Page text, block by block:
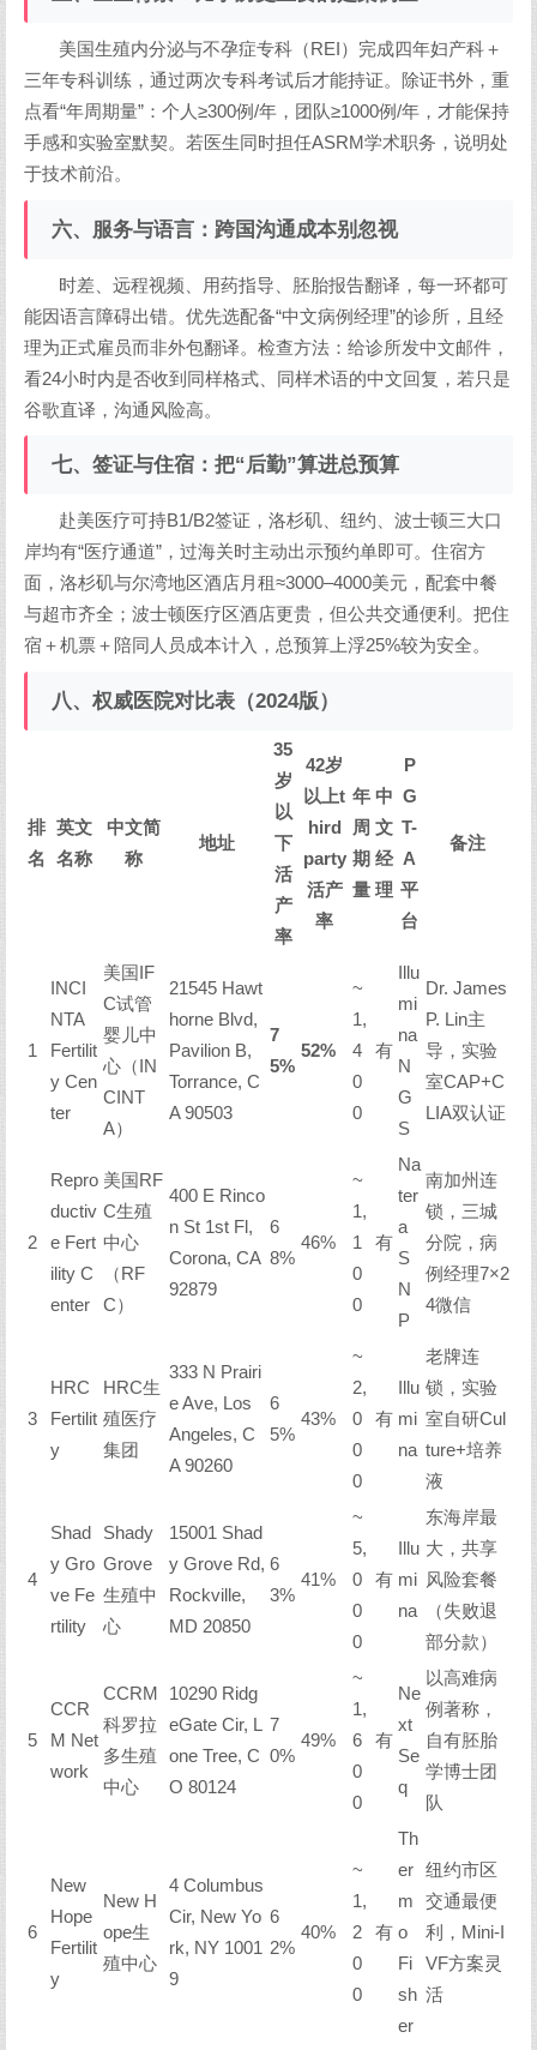
美国生殖内分泌与不孕症专科（REI）完成四年妇产科＋
三年专科训练，通过两次专科考试后才能持证。除证书外，重
点看“年周期量”：个人≥300例/年，团队≥1000例/年，才能保持
手感和实验室默契。若医生同时担任ASRM学术职务，说明处
于技术前沿。
六、服务与语言：跨国沟通成本别忽视
时差、远程视频、用药指导、胚胎报告翻译，每一环都可
能因语言障碍出错。优先选配备“中文病例经理”的诊所，且经
理为正式雇员而非外包翻译。检查方法：给诊所发中文邮件，
看24小时内是否收到同样格式、同样术语的中文回复，若只是
谷歌直译，沟通风险高。
七、签证与住宿：把“后勤”算进总预算
赴美医疗可持B1/B2签证，洛杉矶、纽约、波士顿三大口
岸均有“医疗通道”，过海关时主动出示预约单即可。住宿方
面，洛杉矶与尔湾地区酒店月租≈3000–4000美元，配套中餐
与超市齐全；波士顿医疗区酒店更贵，但公共交通便利。把住
宿＋机票＋陪同人员成本计入，总预算上浮25%较为安全。
八、权威医院对比表（2024版）
排
名
英文
名称
中文简
称
地址
35
岁
以
下
活
产
率
42岁
以上t
hird
party
活产
率
年
周
期
量
中
文
经
理
P
G
T-
A
平
台
备注
1
INCI
NTA
Fertilit
y Cen
ter
美国IF
C试管
婴儿中
心（IN
CINT
A）
21545 Hawt
horne Blvd,
Pavilion B,
Torrance, C
A 90503
7
5%
52%
~
1,
4
0
0
有
Illu
mi
na
N
G
S
Dr. James
P. Lin主
导，实验
室CAP+C
LIA双认证
2
Repro
ductiv
e Fert
ility C
enter
美国RF
C生殖
中心
（RF
C）
400 E Rinco
n St 1st Fl,
Corona, CA
92879
6
8%
46%
~
1,
1
0
0
有
Na
ter
a
S
N
P
南加州连
锁，三城
分院，病
例经理7×2
4微信
3
HRC
Fertilit
y
HRC生
殖医疗
集团
333 N Prairi
e Ave, Los
Angeles, C
A 90260
6
5%
43%
~
2,
0
0
0
有
Illu
mi
na
老牌连
锁，实验
室自研Cul
ture+培养
液
4
Shad
y Gro
ve Fe
rtility
Shady
Grove
生殖中
心
15001 Shad
y Grove Rd,
Rockville,
MD 20850
6
3%
41%
~
5,
0
0
0
有
Illu
mi
na
东海岸最
大，共享
风险套餐
（失败退
部分款）
5
CCR
M Net
work
CCRM
科罗拉
多生殖
中心
10290 Ridg
eGate Cir, L
one Tree, C
O 80124
7
0%
49%
~
1,
6
0
0
有
Ne
xt
Se
q
以高难病
例著称，
自有胚胎
学博士团
队
6
New
Hope
Fertilit
y
New H
ope生
殖中心
4 Columbus
Cir, New Yo
rk, NY 1001
9
6
2%
40%
~
1,
2
0
0
有
Th
er
m
o
Fi
sh
er
纽约市区
交通最便
利，Mini-I
VF方案灵
活